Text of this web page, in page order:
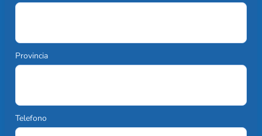
Provincia
Telefono